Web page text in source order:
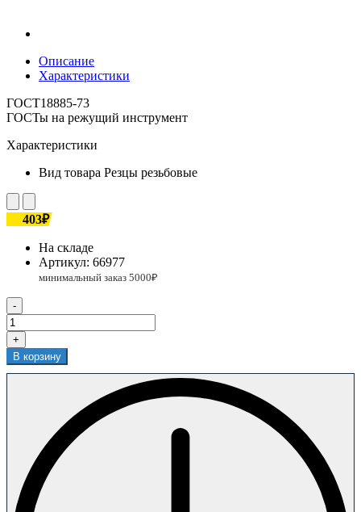
Описание
Характеристики
ГОСТ18885-73
ГОСТы на режущий инструмент
Характеристики
Вид товара Резцы резьбовые
403₽
На складе
Артикул: 66977
-
+
В корзину